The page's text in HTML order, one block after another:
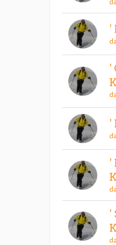
'
'
'
'
'